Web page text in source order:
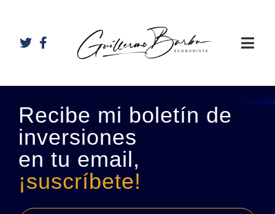
Recibe mi boletín de
inversiones
en tu email,
¡suscríbete!